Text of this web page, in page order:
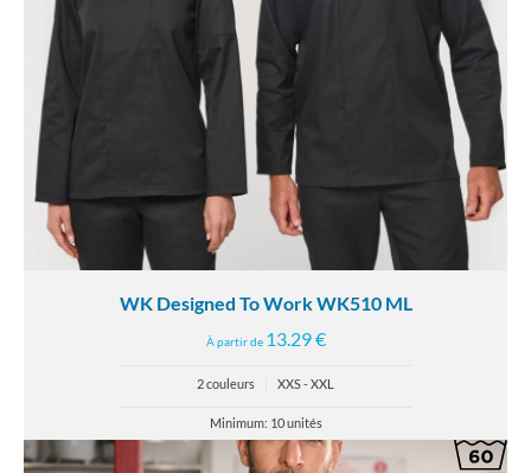
WK Designed To Work WK510 ML
À partir de 13.29 €
2 couleurs XXS - XXL
Minimum: 10 unités